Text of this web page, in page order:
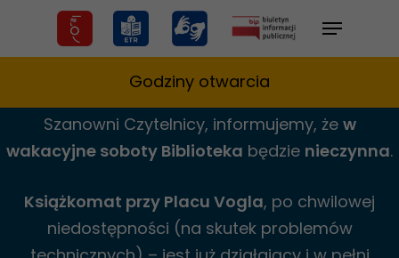
Menu
Godziny otwarcia
Szanowni Czytelnicy, informujemy, że w
wakacyjne soboty Biblioteka będzie nieczynna.
Książkomat przy Placu Vogla, po chwilowej
niedostępności (na skutek problemów